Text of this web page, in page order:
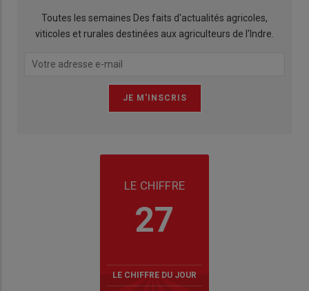
Toutes les semaines Des faits d'actualités agricoles,
viticoles et rurales destinées aux agriculteurs de l'Indre.
LE CHIFFRE
27
LE CHIFFRE DU JOUR